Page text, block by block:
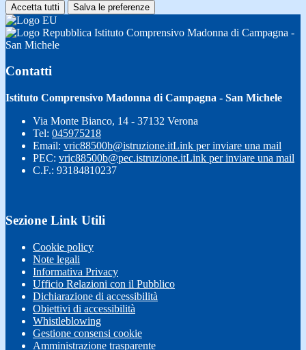
Accetta tutti Salva le preferenze
Istituto Comprensivo Madonna di Campagna -
San Michele
Contatti
Istituto Comprensivo Madonna di Campagna - San Michele
Via Monte Bianco, 14 - 37132 Verona
Tel: 045975218
Email: vric88500b@istruzione.itLink per inviare una mail
PEC: vric88500b@pec.istruzione.itLink per inviare una mail
C.F.: 93184810237
Sezione Link Utili
Cookie policy
Note legali
Informativa Privacy
Ufficio Relazioni con il Pubblico
Dichiarazione di accessibilità
Obiettivi di accessibilità
Whistleblowing
Gestione consensi cookie
Amministrazione trasparente